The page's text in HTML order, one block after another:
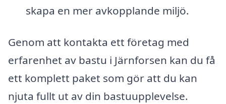
skapa en mer avkopplande miljö.
Genom att kontakta ett företag med
erfarenhet av bastu i Järnforsen kan du få
ett komplett paket som gör att du kan
njuta fullt ut av din bastuupplevelse.